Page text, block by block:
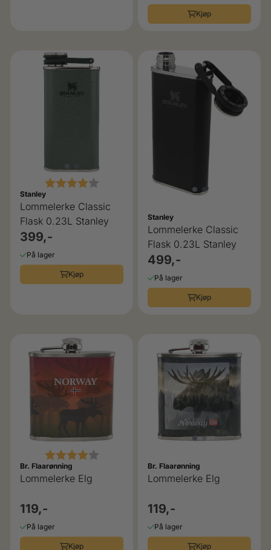
Kjøp
Karakter: 4.0 av 5 mulige
Stanley
Lommelerke Classic
Flask 0.23L Stanley
399,-
På lager
Kjøp
Stanley
Lommelerke Classic
Flask 0.23L Stanley
499,-
På lager
Kjøp
Karakter:
Br. Flaarønning
Lommelerke Elg
119,-
På lager
Kjøp
Br. Flaarønning
Lommelerke Elg
119,-
På lager
Kjøp